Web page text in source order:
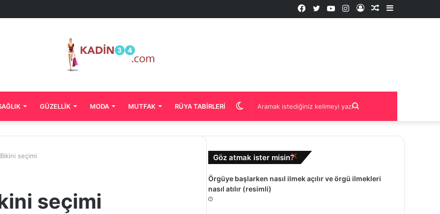
Kenar
Rastgele
Kayıt
Instagram
YouTube
Twitter
Facebook
GÜZELLIK MODA MUTFAK RÜYA TABIRLERI Aramak
istediğiniz
görünümü
değiştir
seçimi
seçimi
Göz atmak ister misin? Kapalı
Örgüye başlarken nasıl ilmek açılır ve örgü ilmekleri
nasıl atılır (resimli)